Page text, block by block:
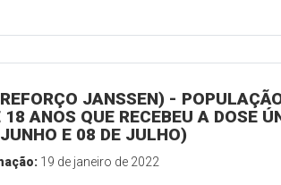
JANSSEN) -
ANOS QUE RECEBEU A DOSE
E 08 DE JULHO)
19 de janeiro de 2022